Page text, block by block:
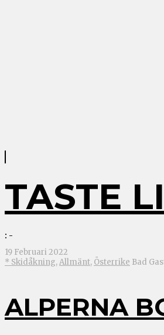
TASTE
: -
19 Februari 2022
* Skidåkning,Allmänt, Österrike Bad
ALPERNA